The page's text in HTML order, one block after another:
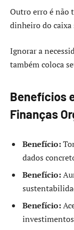
Outro erro é não
dinheiro do
Ignorar a
também coloca
Benefícios
Finanças
Benefício:
dados
Benefício:
Benefício: